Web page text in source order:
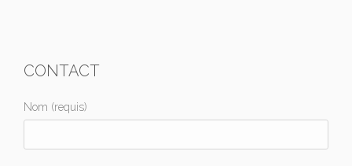
CONTACT
Nom (requis)